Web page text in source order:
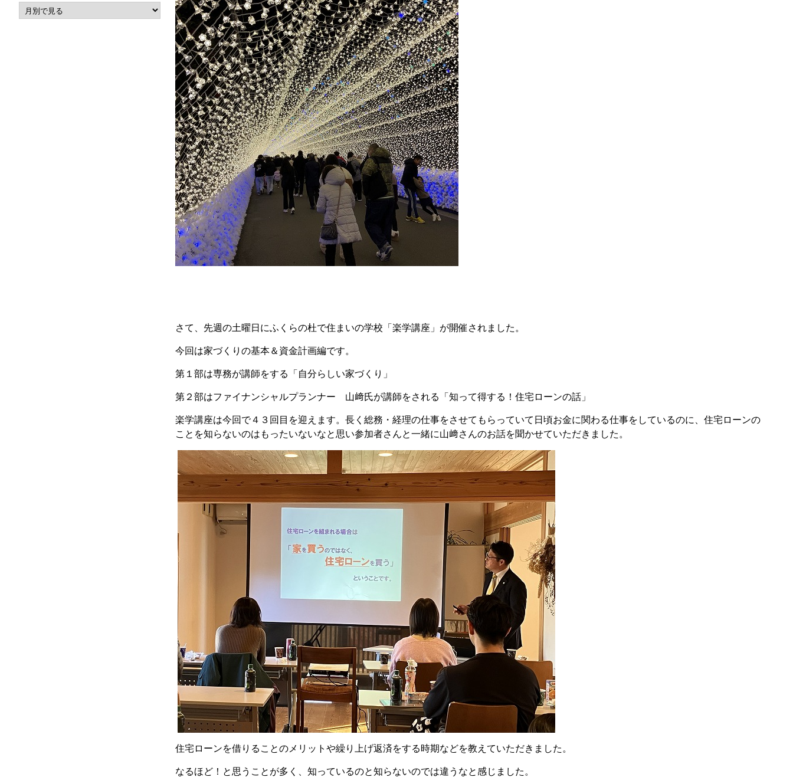
さて、先週の土曜日にふくらの杜で住まいの学校「楽学講座」が開催されました。
今回は家づくりの基本＆資金計画編です。
第１部は専務が講師をする「自分らしい家づくり」
第２部はファイナンシャルプランナー 山﨑氏が講師をされる「知って得する！住宅ローンの話」
楽学講座は今回で４３回目を迎えます。長く総務・経理の仕事をさせてもらっていて日頃お金に関わる仕事をしているのに、住宅ローンの
ことを知らないのはもったいないなと思い参加者さんと一緒に山﨑さんのお話を聞かせていただきました。
住宅ローンを借りることのメリットや繰り上げ返済をする時期などを教えていただきました。
なるほど！と思うことが多く、知っているのと知らないのでは違うなと感じました。